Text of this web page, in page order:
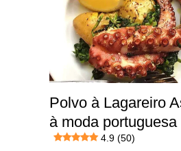
Polvo à Lagareiro
à moda portuguesa
4.9 (50)